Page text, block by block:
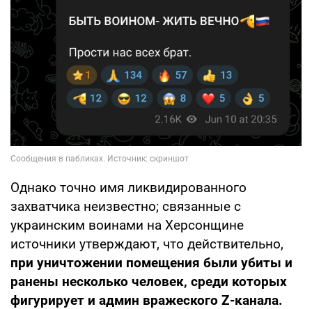
Однако точно имя ликвидированного
захватчика неизвестно; связанные с
украинским воинами на Херсонщине
источники утверждают, что действительно,
при уничтожении помещения были убиты и
ранены несколько человек, среди которых
фигурирует и админ вражеского Z-канала.